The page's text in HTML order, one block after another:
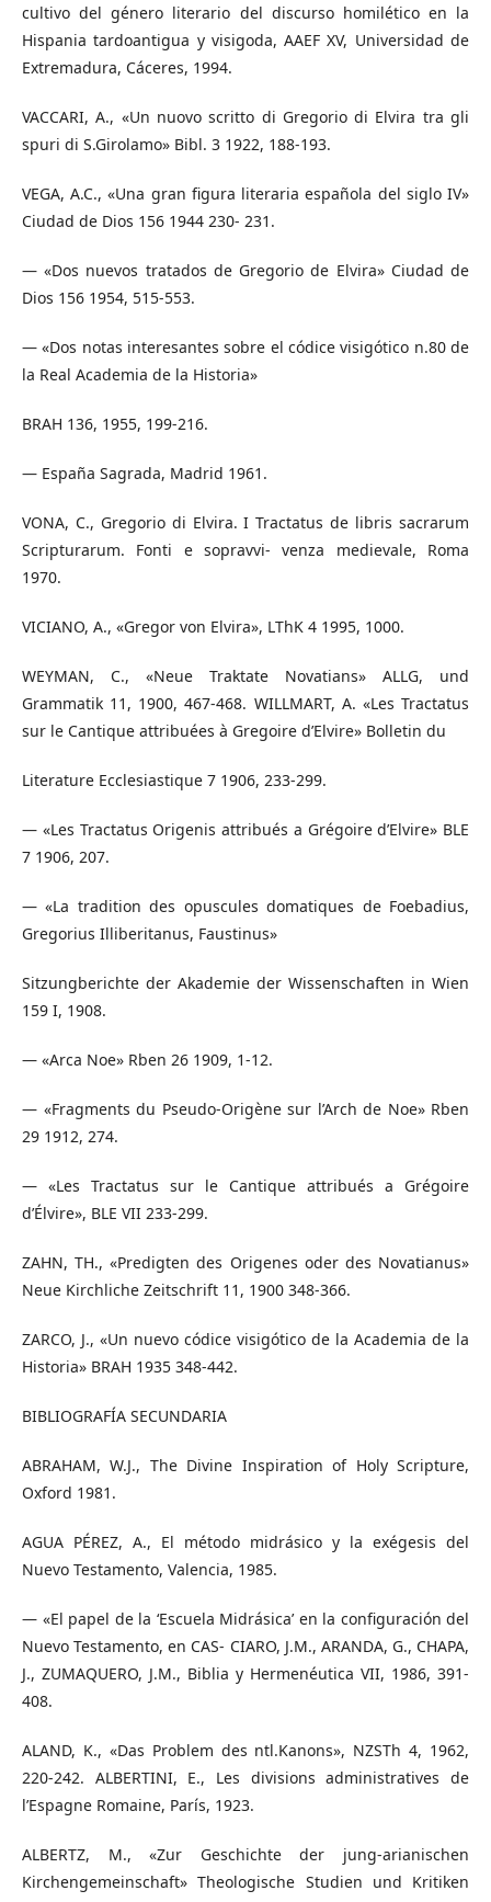
cultivo del género literario del discurso homilético en la
Hispania tardoantigua y visigoda, AAEF XV, Universidad de
Extremadura, Cáceres, 1994.
VACCARI, A., «Un nuovo scritto di Gregorio di Elvira tra gli
spuri di S.Girolamo» Bibl. 3 1922, 188-193.
VEGA, A.C., «Una gran figura literaria española del siglo IV»
Ciudad de Dios 156 1944 230- 231.
— «Dos nuevos tratados de Gregorio de Elvira» Ciudad de
Dios 156 1954, 515-553.
— «Dos notas interesantes sobre el códice visigótico n.80 de
la Real Academia de la Historia»
BRAH 136, 1955, 199-216.
— España Sagrada, Madrid 1961.
VONA, C., Gregorio di Elvira. I Tractatus de libris sacrarum
Scripturarum. Fonti e sopravvi- venza medievale, Roma
1970.
VICIANO, A., «Gregor von Elvira», LThK 4 1995, 1000.
WEYMAN, C., «Neue Traktate Novatians» ALLG, und
Grammatik 11, 1900, 467-468. WILLMART, A. «Les Tractatus
sur le Cantique attribuées à Gregoire d’Elvire» Bolletin du
Literature Ecclesiastique 7 1906, 233-299.
— «Les Tractatus Origenis attribués a Grégoire d’Elvire» BLE
7 1906, 207.
— «La tradition des opuscules domatiques de Foebadius,
Gregorius Illiberitanus, Faustinus»
Sitzungberichte der Akademie der Wissenschaften in Wien
159 I, 1908.
— «Arca Noe» Rben 26 1909, 1-12.
— «Fragments du Pseudo-Origène sur l’Arch de Noe» Rben
29 1912, 274.
— «Les Tractatus sur le Cantique attribués a Grégoire
d’Élvire», BLE VII 233-299.
ZAHN, TH., «Predigten des Origenes oder des Novatianus»
Neue Kirchliche Zeitschrift 11, 1900 348-366.
ZARCO, J., «Un nuevo códice visigótico de la Academia de la
Historia» BRAH 1935 348-442.
BIBLIOGRAFÍA SECUNDARIA
ABRAHAM, W.J., The Divine Inspiration of Holy Scripture,
Oxford 1981.
AGUA PÉREZ, A., El método midrásico y la exégesis del
Nuevo Testamento, Valencia, 1985.
— «El papel de la ‘Escuela Midrásica’ en la configuración del
Nuevo Testamento, en CAS- CIARO, J.M., ARANDA, G., CHAPA,
J., ZUMAQUERO, J.M., Biblia y Hermenéutica VII, 1986, 391-
408.
ALAND, K., «Das Problem des ntl.Kanons», NZSTh 4, 1962,
220-242. ALBERTINI, E., Les divisions administratives de
l’Espagne Romaine, París, 1923.
ALBERTZ, M., «Zur Geschichte der jung-arianischen
Kirchengemeinschaft» Theologische Studien und Kritiken